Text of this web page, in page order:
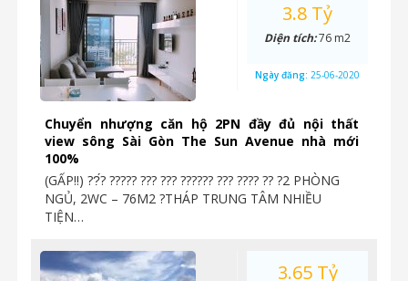
Chuyển nhượng căn hộ 2PN đầy đủ nội thất
view sông Sài Gòn The Sun Avenue nhà mới
100%
(GẤP‼️) ??́? ????? ??? ??? ?????? ??? ???? ?? ?2 PHÒNG
NGỦ, 2WC – 76M2 ?THÁP TRUNG TÂM NHIỀU
TIỆN…
3.8 Tỷ
Diện tích:76 m2
Ngày đăng: 25-06-2020
3.65 Tỷ